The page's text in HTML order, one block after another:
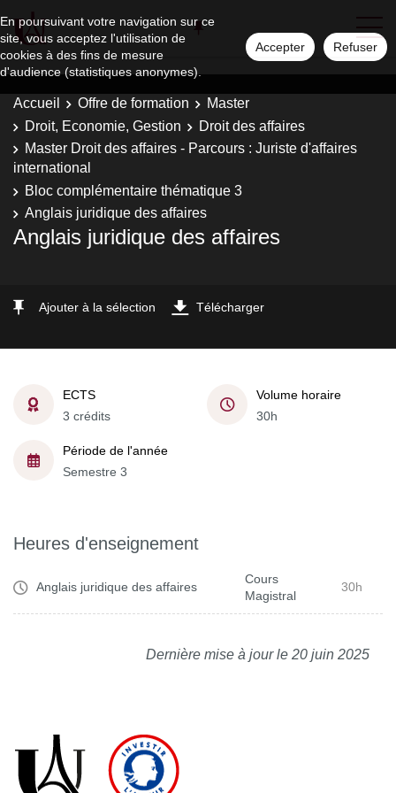
En poursuivant votre navigation sur ce
site, vous acceptez l'utilisation de
cookies à des fins de mesure
d'audience (statistiques anonymes).
Accepter Refuser
Accueil Offre de formation
Master
Droit, Economie, Gestion
Droit des affaires
Master Droit des affaires - Parcours : Juriste d'affaires
international
Bloc complémentaire thématique 3
Anglais juridique des affaires
Anglais juridique des affaires
Ajouter à la sélection Télécharger
ECTS
3 crédits
Volume horaire
30h
Période de l'année
Semestre 3
Heures d'enseignement
Anglais juridique des affaires
Cours
Magistral
30h
Dernière mise à jour le 20 juin 2025